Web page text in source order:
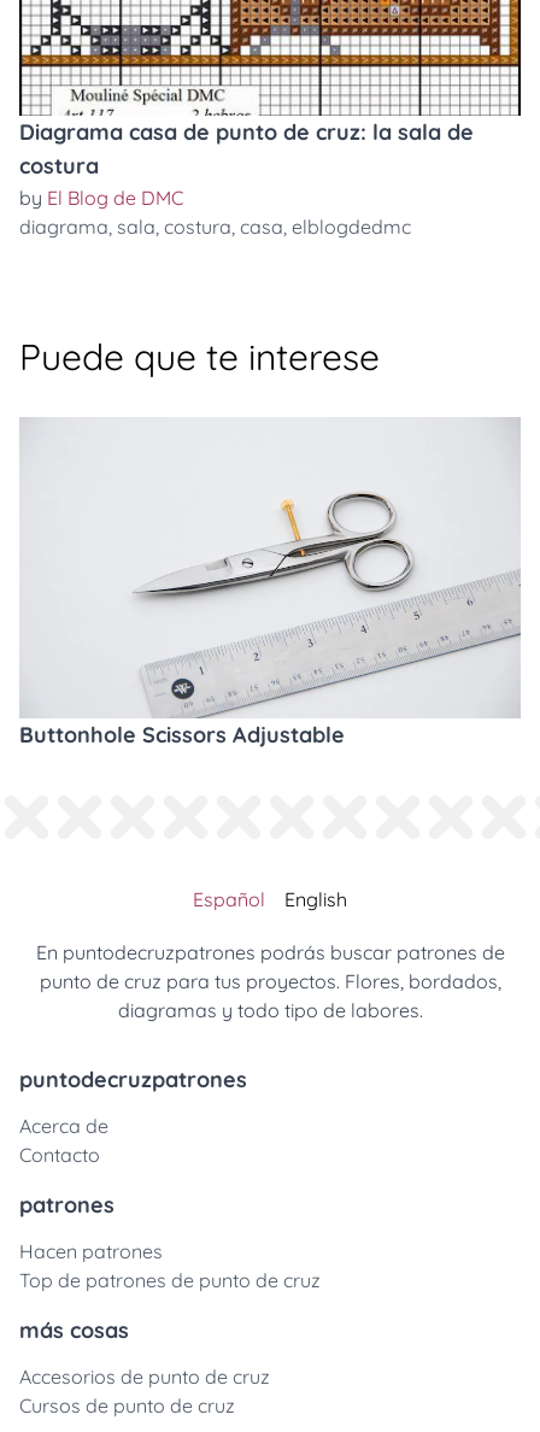
Diagrama casa de punto de cruz: la sala de
costura
by El Blog de DMC
diagrama, sala, costura, casa, elblogdedmc
Puede que te interese
Buttonhole Scissors Adjustable
Español English
En puntodecruzpatrones podrás buscar patrones de
punto de cruz para tus proyectos. Flores, bordados,
diagramas y todo tipo de labores.
puntodecruzpatrones
Acerca de
Contacto
patrones
Hacen patrones
Top de patrones de punto de cruz
más cosas
Accesorios de punto de cruz
Cursos de punto de cruz